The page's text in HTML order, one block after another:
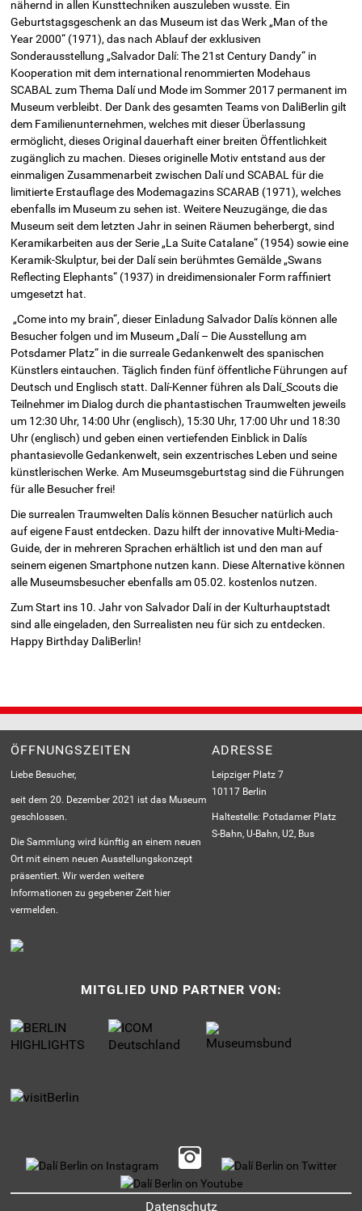
nähernd in allen Kunsttechniken auszuleben wusste. Ein
Geburtstagsgeschenk an das Museum ist das Werk „Man of the
Year 2000“ (1971), das nach Ablauf der exklusiven
Sonderausstellung „Salvador Dalí: The 21st Century Dandy“ in
Kooperation mit dem international renommierten Modehaus
SCABAL zum Thema Dalí und Mode im Sommer 2017 permanent im
Museum verbleibt. Der Dank des gesamten Teams von DaliBerlin gilt
dem Familienunternehmen, welches mit dieser Überlassung
ermöglicht, dieses Original dauerhaft einer breiten Öffentlichkeit
zugänglich zu machen. Dieses originelle Motiv entstand aus der
einmaligen Zusammenarbeit zwischen Dalí und SCABAL für die
limitierte Erstauflage des Modemagazins SCARAB (1971), welches
ebenfalls im Museum zu sehen ist. Weitere Neuzugänge, die das
Museum seit dem letzten Jahr in seinen Räumen beherbergt, sind
Keramikarbeiten aus der Serie „La Suite Catalane“ (1954) sowie eine
Keramik-Skulptur, bei der Dalí sein berühmtes Gemälde „Swans
Reflecting Elephants“ (1937) in dreidimensionaler Form raffiniert
umgesetzt hat.
„Come into my brain“, dieser Einladung Salvador Dalís können alle
Besucher folgen und im Museum „Dalí – Die Ausstellung am
Potsdamer Platz“ in die surreale Gedankenwelt des spanischen
Künstlers eintauchen. Täglich finden fünf öffentliche Führungen auf
Deutsch und Englisch statt. Dalí-Kenner führen als Dalí_Scouts die
Teilnehmer im Dialog durch die phantastischen Traumwelten jeweils
um 12:30 Uhr, 14:00 Uhr (englisch), 15:30 Uhr, 17:00 Uhr und 18:30
Uhr (englisch) und geben einen vertiefenden Einblick in Dalís
phantasievolle Gedankenwelt, sein exzentrisches Leben und seine
künstlerischen Werke. Am Museums­geburtstag sind die Führungen
für alle Besucher frei!
Die surrealen Traumwelten Dalís können Besucher natürlich auch
auf eigene Faust entdecken. Dazu hilft der innovative Multi-Media-
Guide, der in mehreren Sprachen erhältlich ist und den man auf
seinem eigenen Smartphone nutzen kann. Diese Alternative können
alle Museums­besucher ebenfalls am 05.02. kostenlos nutzen.
Zum Start ins 10. Jahr von Salvador Dalí in der Kulturhauptstadt
sind alle eingeladen, den Surrealisten neu für sich zu entdecken.
Happy Birthday DaliBerlin!
ÖFFNUNGSZEITEN
Liebe Besucher,
seit dem 20. Dezember 2021 ist das Museum
geschlossen.
Die Sammlung wird künftig an einem neuen
Ort mit einem neuen Ausstellungskonzept
präsentiert. Wir werden weitere
Informationen zu gegebener Zeit hier
vermelden.
ADRESSE
Leipziger Platz 7
10117 Berlin
Haltestelle: Potsdamer Platz
S-Bahn, U-Bahn, U2, Bus
MITGLIED UND PARTNER VON:
Datenschutz